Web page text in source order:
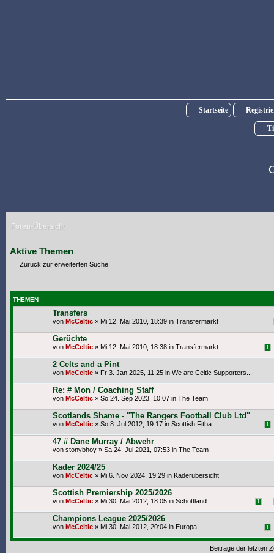
Startseite
Foren-Übersicht
Aktive Themen
Zurück zur erweiterten Suche
THEMEN
Transfers
von McCeltic » Mi 12. Mai 2010, 18:39 in Transfermarkt
Gerüchte
1
von McCeltic » Mi 12. Mai 2010, 18:38 in Transfermarkt
2 Celts and a Pint
von McCeltic » Fr 3. Jan 2025, 11:25 in We are Celtic Supporters...
Re: # Mon / Coaching Staff
von McCeltic » So 24. Sep 2023, 10:07 in The Team
Scotlands Shame - "The Rangers Football Club Ltd"
1
von McCeltic » So 8. Jul 2012, 19:17 in Scottish Fitba
47 # Dane Murray / Abwehr
von stonybhoy » Sa 24. Jul 2021, 07:53 in The Team
Kader 2024/25
von McCeltic » Mi 6. Nov 2024, 19:29 in Kaderübersicht
Scottish Premiership 2025/2026
1
von McCeltic » Mi 30. Mai 2012, 18:05 in Schottland
Champions League 2025/2026
1
von McCeltic » Mi 30. Mai 2012, 20:04 in Europa
Beiträge der letzten